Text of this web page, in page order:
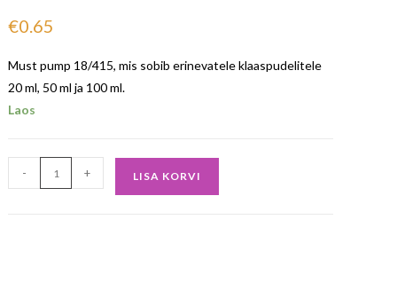
€0.65
Must pump 18/415, mis sobib erinevatele klaaspudelitele
20 ml, 50 ml ja 100 ml.
Laos
- + LISA KORVI